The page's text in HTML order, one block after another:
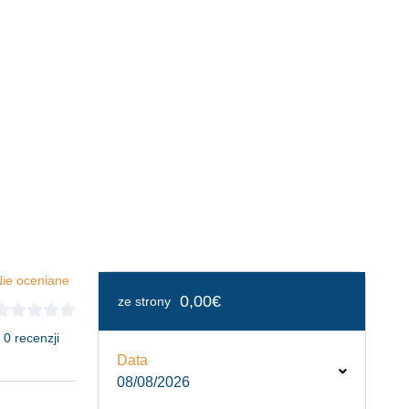
oceniane
0 recenzji
ze strony 0,00€
Data
08/08/2026